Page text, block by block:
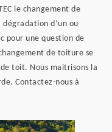
le changement de
d’un ou
pour une question de
de toiture se
toit. Nous maitrisons la
Contactez-nous à